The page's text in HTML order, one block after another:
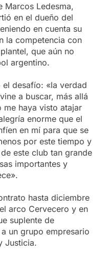
Marcos Ledesma,
en el dueño del
en cuenta su
la competencia con
que aún no
argentino.
el desafío: «la verdad
a buscar, más allá
me haya visto atajar
enorme que el
en mí para que se
por este tiempo y
este club tan grande
importantes y
hasta diciembre
arco Cervecero y en
suplente de
un grupo empresario
Justicia.